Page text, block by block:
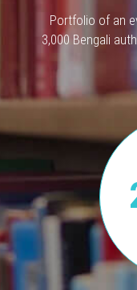
Portfolio of an
3,000 Bengali